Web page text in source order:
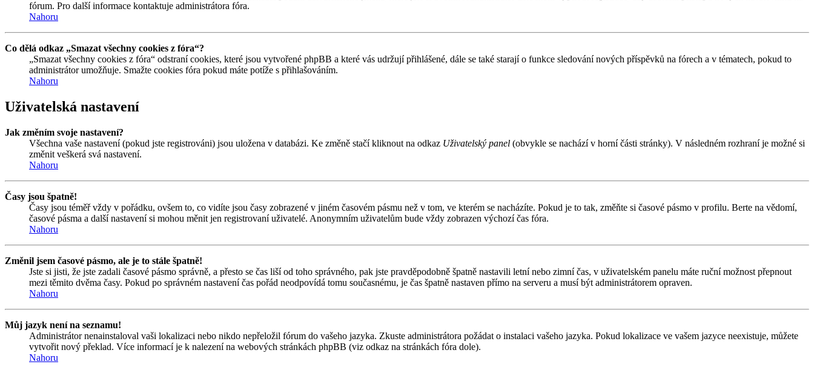
fórum. Pro další informace kontaktuje administrátora fóra.
Nahoru
Co dělá odkaz „Smazat všechny cookies z fóra“?
„Smazat všechny cookies z fóra“ odstraní cookies, které jsou vytvořené phpBB a které vás udržují přihlášené, dále se také starají o funkce sledování nových příspěvků na fórech a v tématech, pokud to
administrátor umožňuje. Smažte cookies fóra pokud máte potíže s přihlašováním.
Nahoru
Uživatelská nastavení
Jak změním svoje nastavení?
Všechna vaše nastavení (pokud jste registrováni) jsou uložena v databázi. Ke změně stačí kliknout na odkaz Uživatelský panel (obvykle se nachází v horní části stránky). V následném rozhraní je možné si
změnit veškerá svá nastavení.
Nahoru
Časy jsou špatně!
Časy jsou téměř vždy v pořádku, ovšem to, co vidíte jsou časy zobrazené v jiném časovém pásmu než v tom, ve kterém se nacházíte. Pokud je to tak, změňte si časové pásmo v profilu. Berte na vědomí,
časové pásma a další nastavení si mohou měnit jen registrovaní uživatelé. Anonymním uživatelům bude vždy zobrazen výchozí čas fóra.
Nahoru
Změnil jsem časové pásmo, ale je to stále špatně!
Jste si jisti, že jste zadali časové pásmo správně, a přesto se čas liší od toho správného, pak jste pravděpodobně špatně nastavili letní nebo zimní čas, v uživatelském panelu máte ruční možnost přepnout
mezi těmito dvěma časy. Pokud po správném nastavení čas pořád neodpovídá tomu současnému, je čas špatně nastaven přímo na serveru a musí být administrátorem opraven.
Nahoru
Můj jazyk není na seznamu!
Administrátor nenainstaloval vaši lokalizaci nebo nikdo nepřeložil fórum do vašeho jazyka. Zkuste administrátora požádat o instalaci vašeho jazyka. Pokud lokalizace ve vašem jazyce neexistuje, můžete
vytvořit nový překlad. Více informací je k nalezení na webových stránkách phpBB (viz odkaz na stránkách fóra dole).
Nahoru